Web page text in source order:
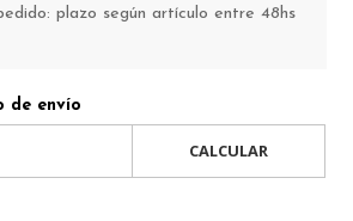
plazo según artículo entre 48hs
de envío
CALCULAR